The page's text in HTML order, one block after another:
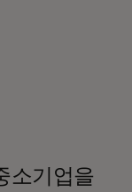
소기업을